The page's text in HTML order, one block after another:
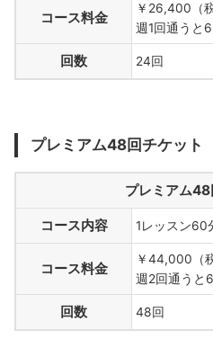
コース料金
￥26,400（
週1回通うと
回数 24回
プレミアム48回チケット
プレミアム48
コース内容 1レッスン60
コース料金
￥44,000（
週2回通うと
回数 48回